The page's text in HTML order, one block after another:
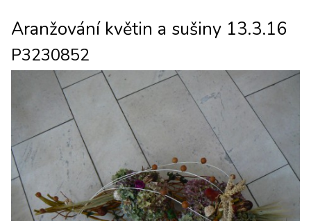
Aranžování květin a sušiny 13.3.16
P3230852